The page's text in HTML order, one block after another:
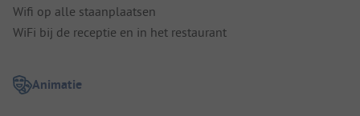
Wifi op alle staanplaatsen
WiFi bij de receptie en in het restaurant
Animatie